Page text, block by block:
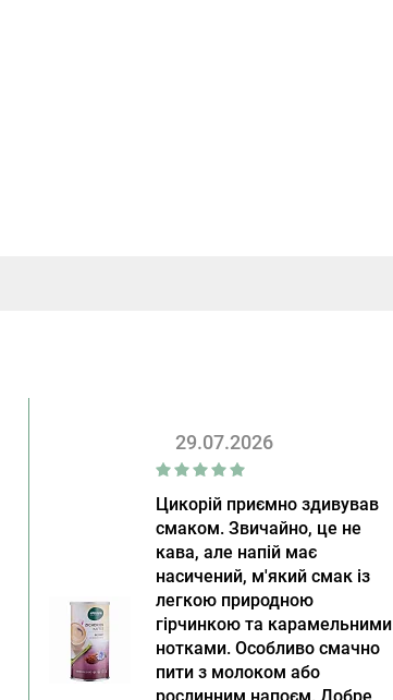
29.07.2026
Цикорій приємно здивував
смаком. Звичайно, це не
кава, але напій має
насичений, м'який смак із
легкою природною
гірчинкою та карамельними
нотками. Особливо смачно
пити з молоком або